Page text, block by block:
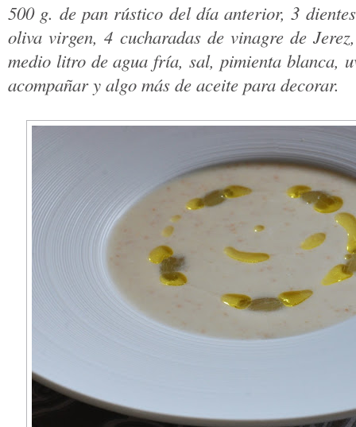
500 g. de pan rústico del día anterior, 3
oliva virgen, 4 cucharadas de vinagre de
medio litro de agua fría, sal, pimienta blanca,
acompañar y algo más de aceite para decorar.